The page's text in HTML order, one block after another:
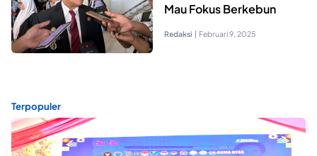
Mau Fokus Berkebun
Redaksi | Februari 9, 2025
Terpopuler